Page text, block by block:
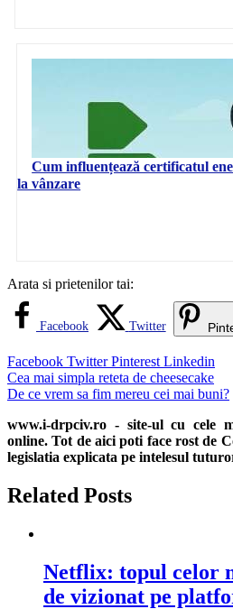
Cum influențează certificatul
la vânzare
Arata si prietenilor tai:
Facebook Twitter
Facebook TwitterPinterest Linkedin
Navigare
în
articole
Cea mai simpla reteta de cheesecake
De ce vrem sa fim mereu cei mai buni?
www.i-drpciv.ro - site-ul cu cele
online. Tot de aici poti face rost de
legislatia explicata pe intelesul
Related Posts
Netflix: topul celor
de vizionat pe